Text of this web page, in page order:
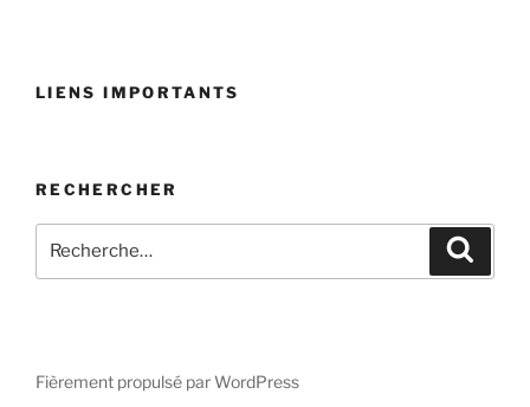
LIENS IMPORTANTS
RECHERCHER
Fièrement propulsé par WordPress